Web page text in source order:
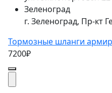
Зеленоград
г. Зеленоград, Пр-кт
Тормозные шланги
7200₽